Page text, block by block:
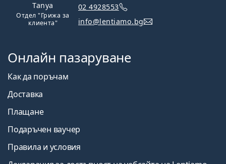
Tanya
Отдел "Грижа за
клиента"
02 4928553
info@lentiamo.bg
Онлайн пазаруване
Как да поръчам
Доставка
Плащане
Подаръчен ваучер
Правила и условия